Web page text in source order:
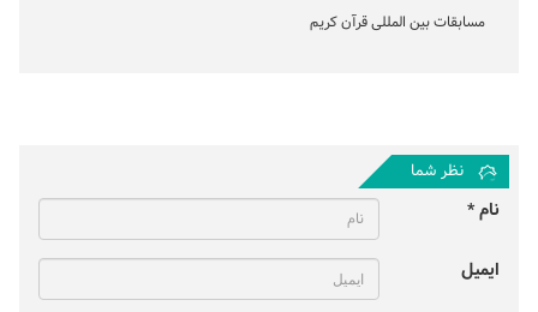
مسابقات بین المللی قرآن کریم
نظر شما
نام *
ایمیل